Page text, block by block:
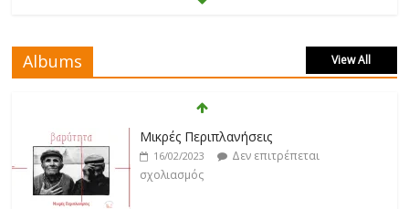
Μάριος Δαρβίρας
17/02/2023
Δεν επιτρέπεται
σχολιασμός
Albums View All
Δυνάμεις του Αιγαίου
15/02/2023
Δεν επιτρέπεται
σχολιασμός